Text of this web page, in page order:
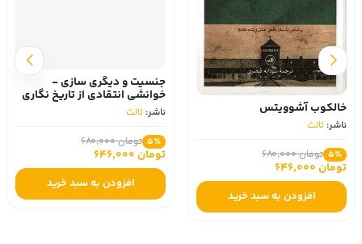
خالکوب آشوویتس
ناشر: ثالث
5٪ تومان 680,000
تومان 646,000
افزودن به سبد خرید
جنسیت و دیگری‌ سازی -
خوانشی انتقادی از تاریخ‌ نگاری‌
های دوره‌ عباسی
ناشر:ثالث
5٪ تومان 680,000
تومان 646,000